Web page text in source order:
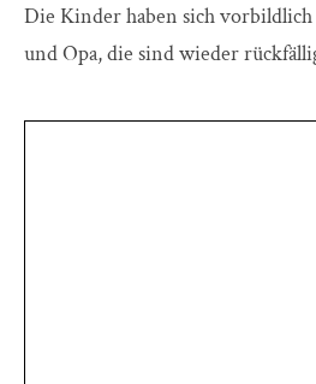
Die Kinder haben sich
und Opa, die sind wieder